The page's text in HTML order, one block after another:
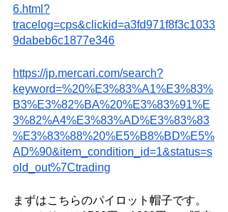
6.html?
tracelog=cps&clickid=a3fd971f8f3c1033
9dabeb6c1877e346
https://jp.mercari.com/search?
keyword=%20%E3%83%A1%E3%83%
B3%E3%82%BA%20%E3%83%91%E
3%82%A4%E3%83%AD%E3%83%83
%E3%83%88%20%E5%B8%BD%E5%
AD%90&item_condition_id=1&status=s
old_out%7Ctrading
まずはこちらのパイロット帽子です。